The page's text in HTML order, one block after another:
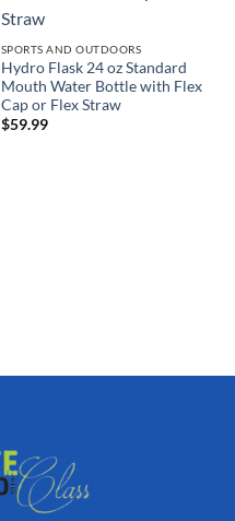
SPORTS AND OUTDOORS
Hydro Flask 24 oz Standard
Mouth Water Bottle with Flex
Cap or Flex Straw
$59.99